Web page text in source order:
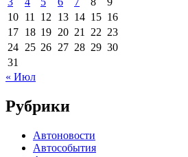
10 11 12 13 14 15 16
17 18 19 20 21 22 23
24 25 26 27 28 29 30
31
« Июл
Рубрики
Автоновости
Автособытия